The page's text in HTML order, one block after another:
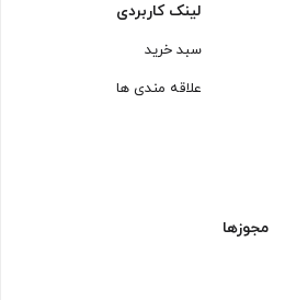
لینک کاربردی
سبد خرید
علاقه مندی ها
مجوزها